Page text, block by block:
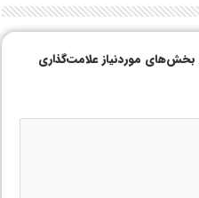
بخش‌های موردنیاز علامت‌گذاری